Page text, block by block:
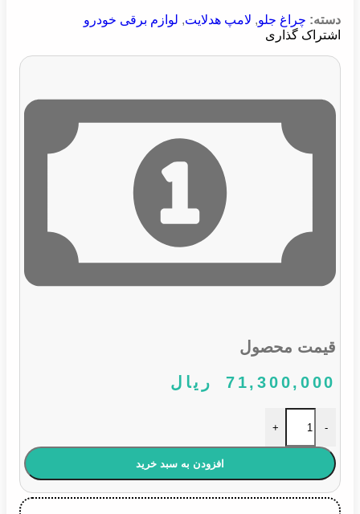
دسته: چراغ جلو, لامپ هدلایت, لوازم برقی خودرو
اشتراک گذاری
قیمت محصول
71,300,000
ریال
-
+
افزودن به سبد خرید